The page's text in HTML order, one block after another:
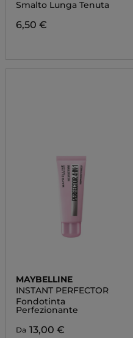
EXTREME
Smalto Lunga Tenuta
6,50 €
MAYBELLINE
INSTANT PERFECTOR
Fondotinta
Perfezionante
Da 13,00 €